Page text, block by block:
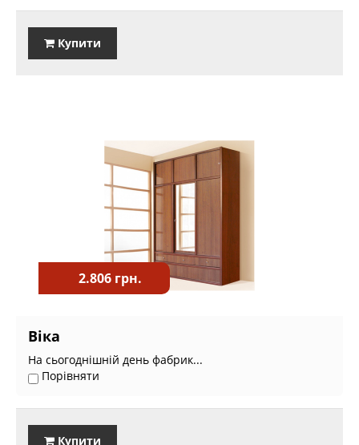
Купити
2.806 грн.
Віка
На сьогоднішній день фабрик...
Порівняти
Купити